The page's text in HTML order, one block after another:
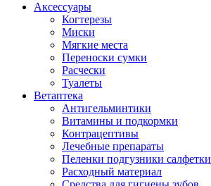
Аксессуары
Когтерезы
Миски
Мягкие места
Переноски сумки
Расчески
Туалеты
Ветаптека
Антигельминтики
Витамины и подкормки
Контрацептивы
Лечебные препараты
Пеленки подгузники салфетки
Расходный материал